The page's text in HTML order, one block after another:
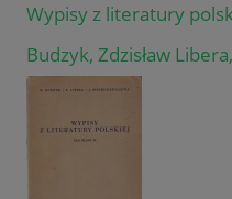
Wypisy z literatury
Budzyk, Zdzisław